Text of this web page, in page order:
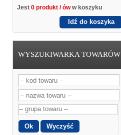
Jest 0 produkt / óww koszyku
Idź do koszyka
WYSZUKIWARKA TOWARÓW